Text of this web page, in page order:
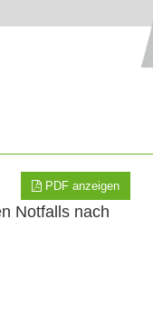
PDF anzeigen
Notfalls nach